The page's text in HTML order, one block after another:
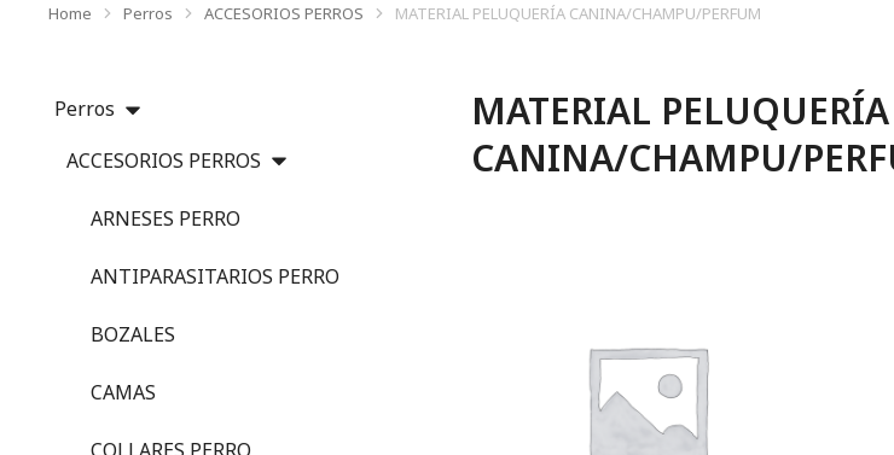
You are here:
Home Perros ACCESORIOS PERROS MATERIAL PELUQUERÍA CANINA/CHAMPU/PERFUM
Perros
ACCESORIOS PERROS
ARNESES PERRO
ANTIPARASITARIOS PERRO
BOZALES
CAMAS
COLLARES PERRO
MATERIAL PELUQUERÍA
CANINA/CHAMPU/